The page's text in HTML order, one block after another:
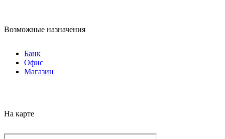
Возможные назначения
Банк
Офис
Магазин
На карте